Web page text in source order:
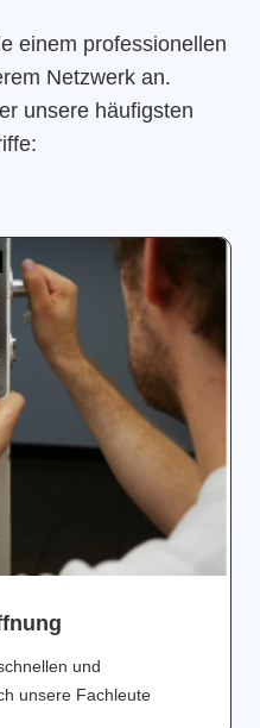
einem professionellen
Netzwerk an.
unsere häufigsten
und
unsere Fachleute